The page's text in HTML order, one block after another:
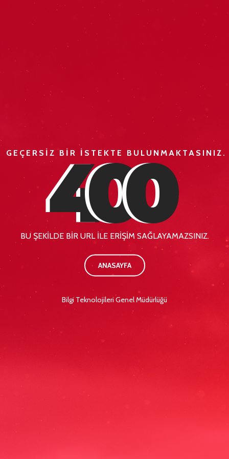
GEÇERSİZ BİR İSTEKTE BULUNMAKTASINIZ.
400
BU ŞEKİLDE BİR URL İLE ERİŞİM SAĞLAYAMAZSINIZ.
ANASAYFA
Bilgi Teknolojileri Genel Müdürlüğü